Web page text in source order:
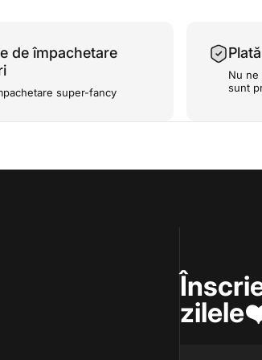
de împachetare
super-fancy
Nu ne
sunt